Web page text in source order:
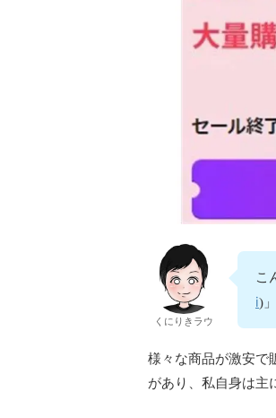
くにりきラウ
こ
i)
様々な商品が激安で
があり、私自身は主